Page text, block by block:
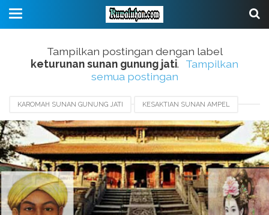
Tampilkan postingan dengan label
keturunan sunan gunung jati.
Tampilkan
semua postingan
KAROMAH SUNAN GUNUNG JATI KESAKTIAN SUNAN AMPEL
KESAKTIAN SUNAN BONANG KESAKTIAN SUNAN GRESIK
KESAKTIAN SUNAN GUNUNG JATI
KETURUNAN SUNAN GUNUNG JATI KISAH SUNAN GUNUNG JATI